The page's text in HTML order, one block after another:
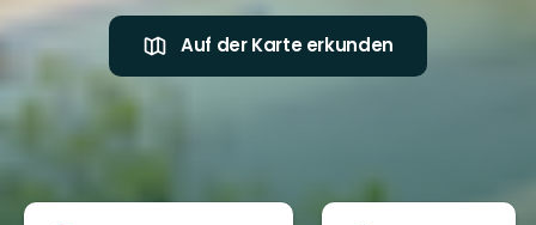
Auf der Karte erkunden